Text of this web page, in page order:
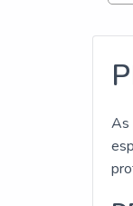
As